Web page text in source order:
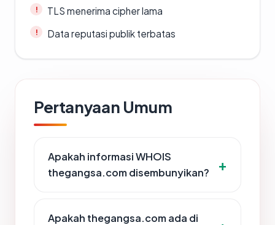
TLS menerima cipher lama
Data reputasi publik terbatas
Pertanyaan Umum
Apakah informasi WHOIS
thegangsa.com disembunyikan?
Apakah thegangsa.com ada di